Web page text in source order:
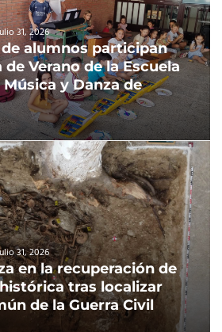
31, 2026
alumnos participan
de Verano de la Escuela
y Danza de
31, 2026
en la recuperación de
tras localizar
de la Guerra Civil